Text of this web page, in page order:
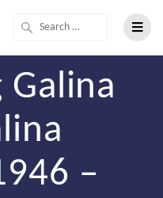
Galina
–